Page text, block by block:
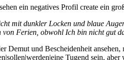
ein negatives Profil create ein
mit dunkler Locken und blaue
Ferien, obwohl Ich bin nicht gut
Demut und Bescheidenheit
Tugend sein,